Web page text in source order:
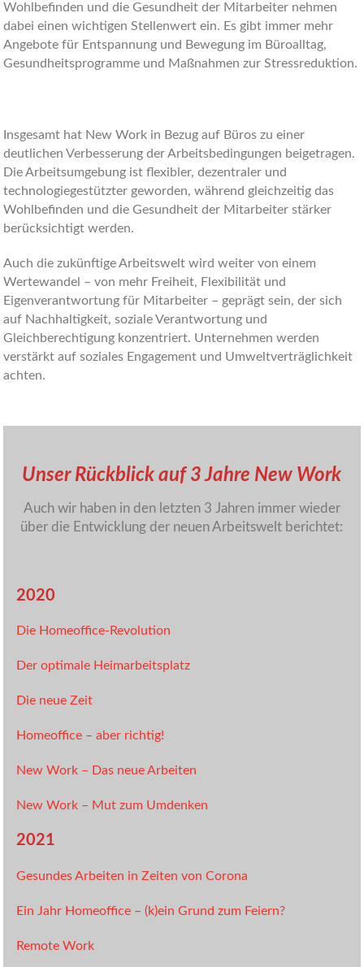
Wohlbefinden und die Gesundheit der Mitarbeiter nehmen
dabei einen wichtigen Stellenwert ein. Es gibt immer mehr
Angebote für Entspannung und Bewegung im Büroalltag,
Gesundheitsprogramme und Maßnahmen zur Stressreduktion.
Insgesamt hat New Work in Bezug auf Büros zu einer
deutlichen Verbesserung der Arbeitsbedingungen beigetragen.
Die Arbeitsumgebung ist flexibler, dezentraler und
technologiegestützter geworden, während gleichzeitig das
Wohlbefinden und die Gesundheit der Mitarbeiter stärker
berücksichtigt werden.
Auch die zukünftige Arbeitswelt wird weiter von einem
Wertewandel – von mehr Freiheit, Flexibilität und
Eigenverantwortung für Mitarbeiter – geprägt sein, der sich
auf Nachhaltigkeit, soziale Verantwortung und
Gleichberechtigung konzentriert. Unternehmen werden
verstärkt auf soziales Engagement und Umweltverträglichkeit
achten.
Unser Rückblick auf 3 Jahre New Work
Auch wir haben in den letzten 3 Jahren immer wieder
über die Entwicklung der neuen Arbeitswelt berichtet:
2020
Die Homeoffice-Revolution
Der optimale Heimarbeitsplatz
Die neue Zeit
Homeoffice – aber richtig!
New Work – Das neue Arbeiten
New Work – Mut zum Umdenken
2021
Gesundes Arbeiten in Zeiten von Corona
Ein Jahr Homeoffice – (k)ein Grund zum Feiern?
Remote Work